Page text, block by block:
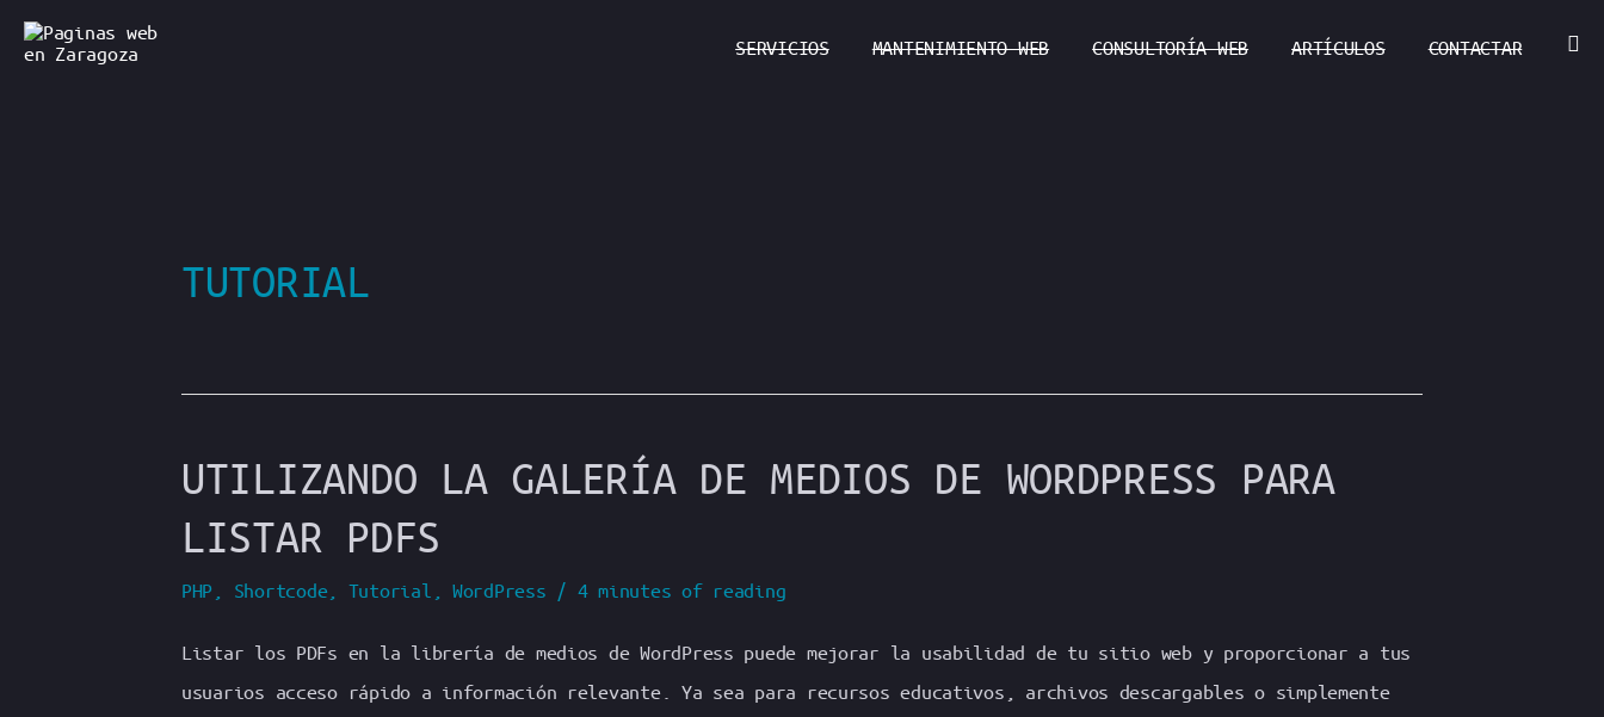
SERVICIOS MANTENIMIENTO WEB CONSULTORÍA WEB ARTÍCULOS CONTACTAR
TUTORIAL
UTILIZANDO LA GALERÍA DE MEDIOS DE WORDPRESS PARA
LISTAR PDFS
PHP Shortcode Tutorial ,WordPress / 4 minutes of reading
Listar los PDFs en la librería de medios de WordPress puede mejorar la usabilidad de tu sitio web y proporcionar a tus
usuarios acceso rápido a información relevante. Ya sea para recursos educativos, archivos descargables o simplemente